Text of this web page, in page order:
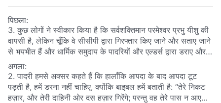
पिछला:
3. कुछ लोगों ने स्वीकार किया है कि सर्वशक्तिमान परमेश्वर प्रभु यीशु की
वापसी है, लेकिन चूँकि वे सीसीपी द्वारा गिरफ्तार किए जाने और सताए जाने
से भयभीत हैं और धार्मिक समुदाय के पादरियों और एल्डर्स द्वारा डराए और
धमकाए गए हैं, वे सच्चे मार्ग को स्वीकार करने का साहस नहीं कर पाते हैं।
ऐसे लोगों का अंत कैसा होगा?
अगला:
2. पादरी हमसे अक्सर कहते हैं कि हालाँकि आपदा के बाद आपदा टूट
पड़ती है, हमें डरना नहीं चाहिए, क्योंकि बाइबल हमें बताती है: “तेरे निकट
हज़ार, और तेरी दाहिनी ओर दस हज़ार गिरेंगे; परन्तु वह तेरे पास न आएगा”